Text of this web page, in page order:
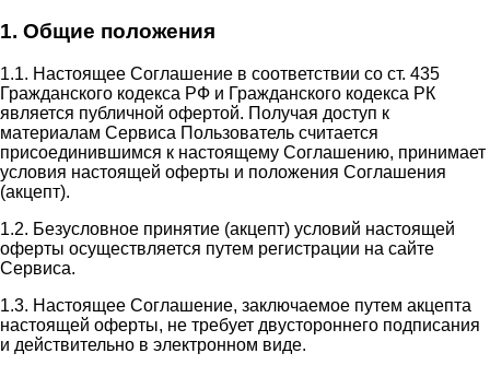
1. Общие положения
1.1. Настоящее Соглашение в соответствии со ст. 435
Гражданского кодекса РФ и Гражданского кодекса РК
является публичной офертой. Получая доступ к
материалам Сервиса Пользователь считается
присоединившимся к настоящему Соглашению, принимает
условия настоящей оферты и положения Соглашения
(акцепт).
1.2. Безусловное принятие (акцепт) условий настоящей
оферты осуществляется путем регистрации на сайте
Сервиса.
1.3. Настоящее Соглашение, заключаемое путем акцепта
настоящей оферты, не требует двустороннего подписания
и действительно в электронном виде.